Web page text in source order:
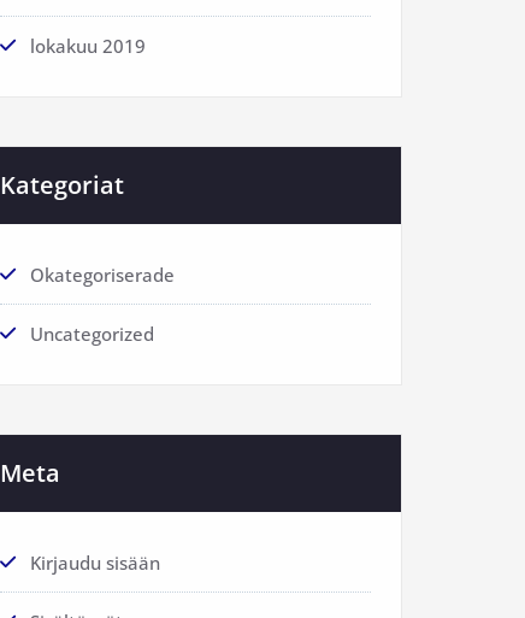
lokakuu 2019
Kategoriat
Okategoriserade
Uncategorized
Meta
Kirjaudu sisään